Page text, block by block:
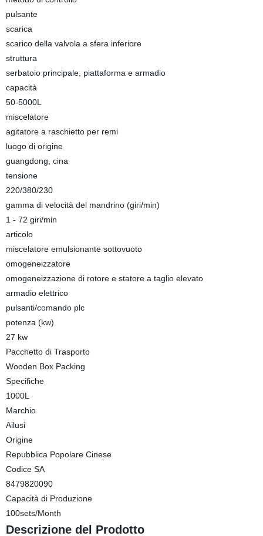
pulsante
scarica
scarico della valvola a sfera inferiore
struttura
serbatoio principale, piattaforma e armadio
capacità
50-5000L
miscelatore
agitatore a raschietto per remi
luogo di origine
guangdong, cina
tensione
220/380/230
gamma di velocità del mandrino (giri/min)
1 - 72 giri/min
articolo
miscelatore emulsionante sottovuoto
omogeneizzatore
omogeneizzazione di rotore e statore a taglio elevato
armadio elettrico
pulsanti/comando plc
potenza (kw)
27 kw
Pacchetto di Trasporto
Wooden Box Packing
Specifiche
1000L
Marchio
Ailusi
Origine
Repubblica Popolare Cinese
Codice SA
8479820090
Capacità di Produzione
100sets/Month
Descrizione del Prodotto